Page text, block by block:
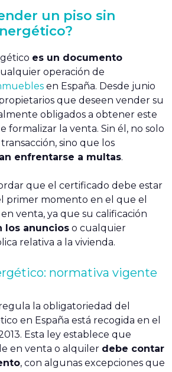
un piso sin
es un documento
operación de
en España. Desde junio
que deseen vender su
obligados a obtener este
formalizar la venta. Sin él, no solo
sino que los
enfrentarse a multas.
que el certificado debe estar
primer momento en el que el
venta, ya que su calificación
los anuncios o cualquier
relativa a la vivienda.
normativa vigente
la obligatoriedad del
en España está recogida en el
Esta ley establece que
en venta o alquiler debe contar
, con algunas excepciones que